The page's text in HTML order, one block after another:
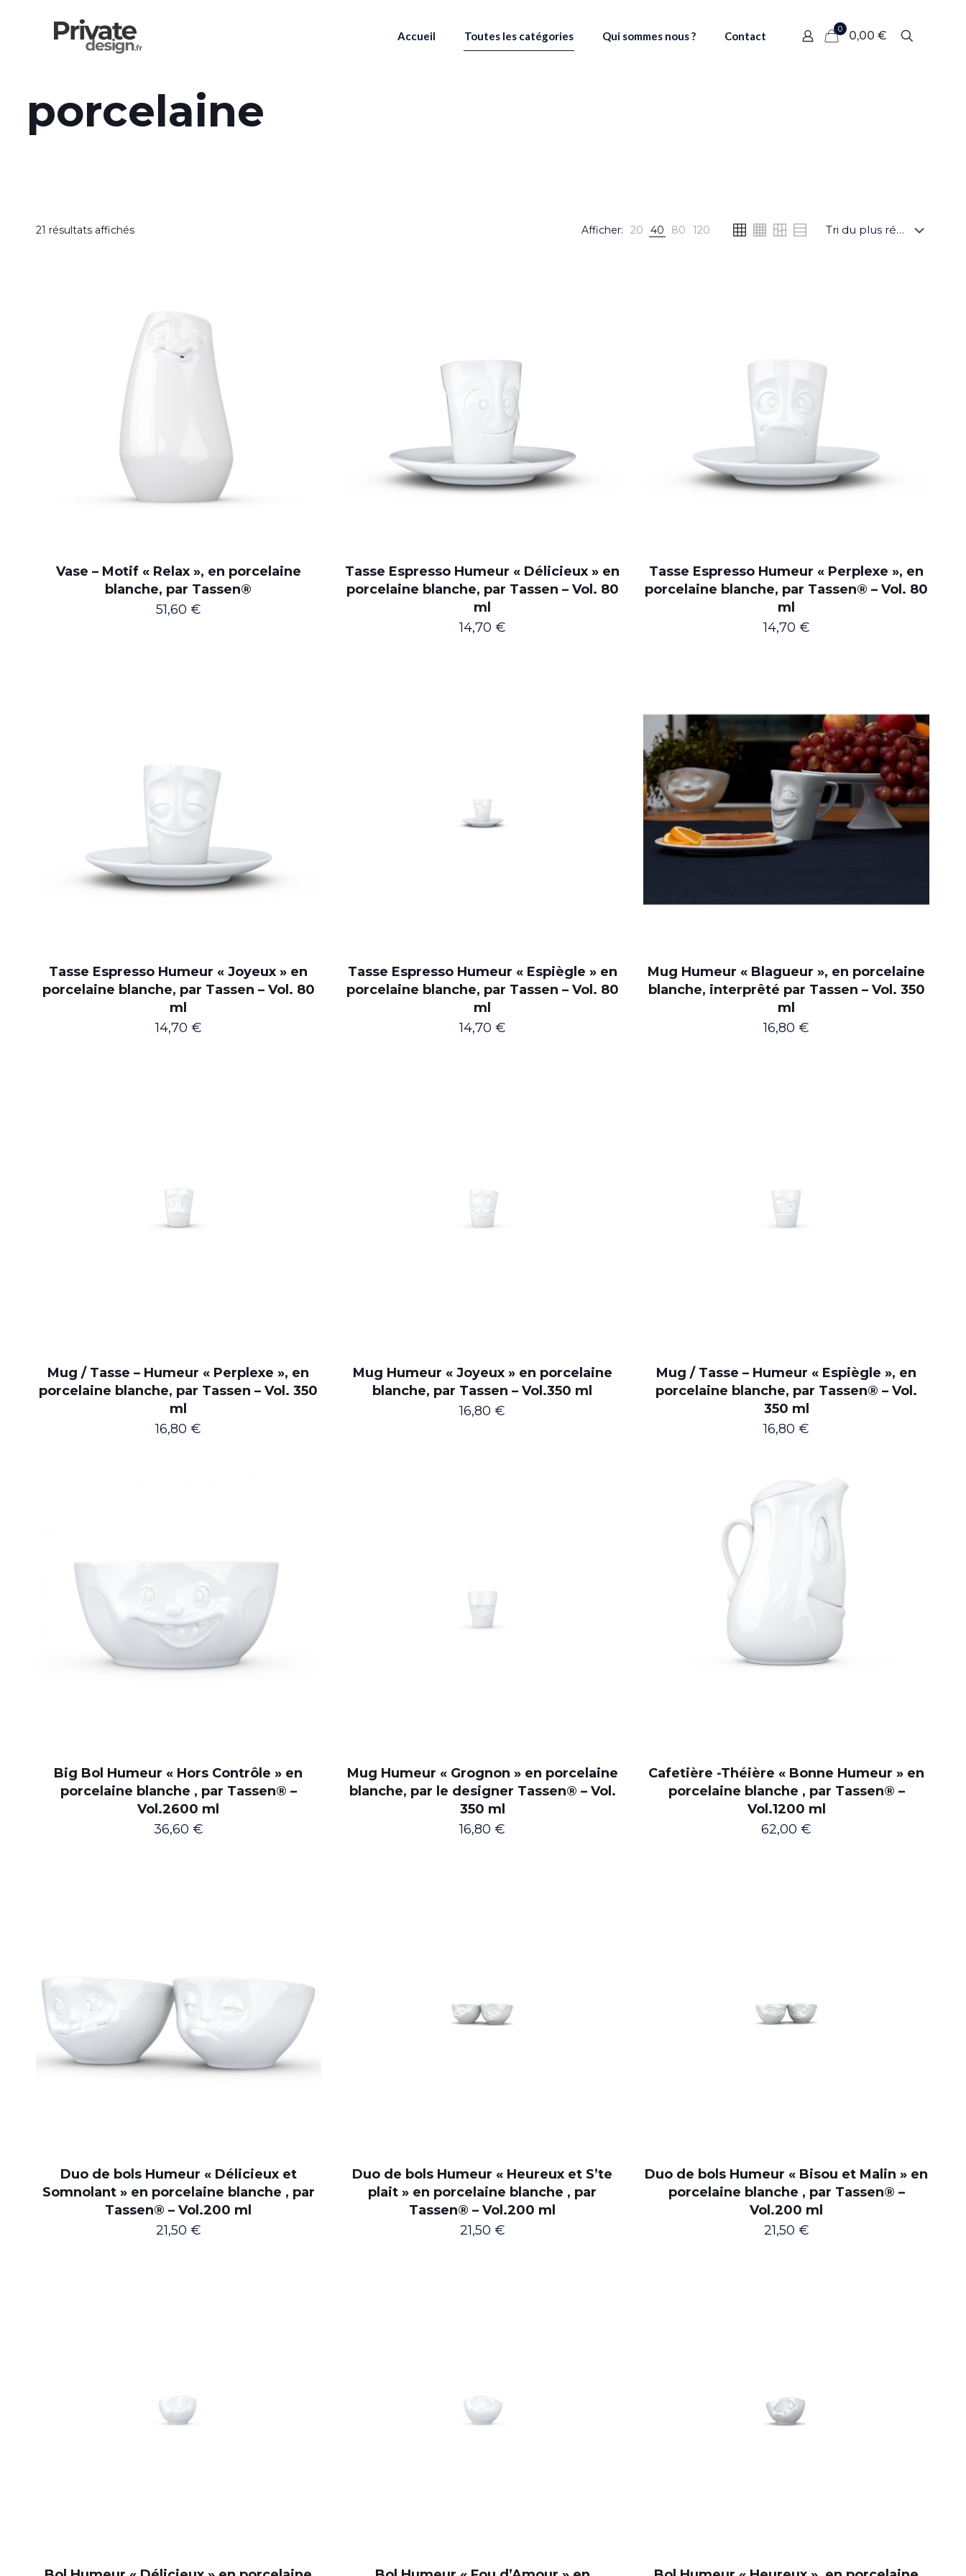
Accueil Toutes les catégories Qui sommes nous ? Contact
0 0,00 €
porcelaine
21 résultats affichés Afficher: 20 40 80 120
Vase – Motif « Relax », en porcelaine
blanche, par Tassen®
51,60 €
Tasse Espresso Humeur « Délicieux » en
porcelaine blanche, par Tassen – Vol. 80
ml
14,70 €
Tasse Espresso Humeur « Perplexe », en
porcelaine blanche, par Tassen® – Vol. 80
ml
14,70 €
Tasse Espresso Humeur « Joyeux » en
porcelaine blanche, par Tassen – Vol. 80
ml
14,70 €
Tasse Espresso Humeur « Espiègle » en
porcelaine blanche, par Tassen – Vol. 80
ml
14,70 €
Mug Humeur « Blagueur », en porcelaine
blanche, interprêté par Tassen – Vol. 350
ml
16,80€
Mug / Tasse – Humeur « Perplexe », en
porcelaine blanche, par Tassen – Vol. 350
ml
16,80€
Mug Humeur « Joyeux » en porcelaine
blanche, par Tassen – Vol.350 ml
16,80€
Mug / Tasse – Humeur « Espiègle », en
porcelaine blanche, par Tassen® – Vol.
350 ml
16,80€
Big Bol Humeur « Hors Contrôle » en
porcelaine blanche , par Tassen® –
Vol.2600 ml
36,60 €
Mug Humeur « Grognon » en porcelaine
blanche, par le designer Tassen® – Vol.
350 ml
16,80€
Cafetière -Théière « Bonne Humeur » en
porcelaine blanche , par Tassen® –
Vol.1200 ml
62,00€
Duo de bols Humeur « Délicieux et
Somnolant » en porcelaine blanche , par
Tassen® – Vol.200 ml
21,50 €
Duo de bols Humeur « Heureux et S’te
plait » en porcelaine blanche , par
Tassen® – Vol.200 ml
21,50 €
Duo de bols Humeur « Bisou et Malin » en
porcelaine blanche , par Tassen® –
Vol.200 ml
21,50 €